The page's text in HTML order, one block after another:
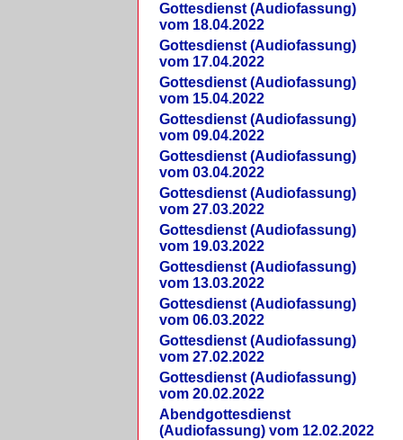
Gottesdienst (Audiofassung)
vom 18.04.2022
Gottesdienst (Audiofassung)
vom 17.04.2022
Gottesdienst (Audiofassung)
vom 15.04.2022
Gottesdienst (Audiofassung)
vom 09.04.2022
Gottesdienst (Audiofassung)
vom 03.04.2022
Gottesdienst (Audiofassung)
vom 27.03.2022
Gottesdienst (Audiofassung)
vom 19.03.2022
Gottesdienst (Audiofassung)
vom 13.03.2022
Gottesdienst (Audiofassung)
vom 06.03.2022
Gottesdienst (Audiofassung)
vom 27.02.2022
Gottesdienst (Audiofassung)
vom 20.02.2022
Abendgottesdienst
(Audiofassung) vom 12.02.2022